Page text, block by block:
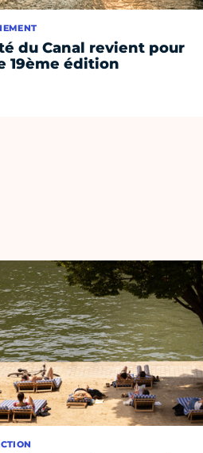
du Canal revient pour
19ème édition